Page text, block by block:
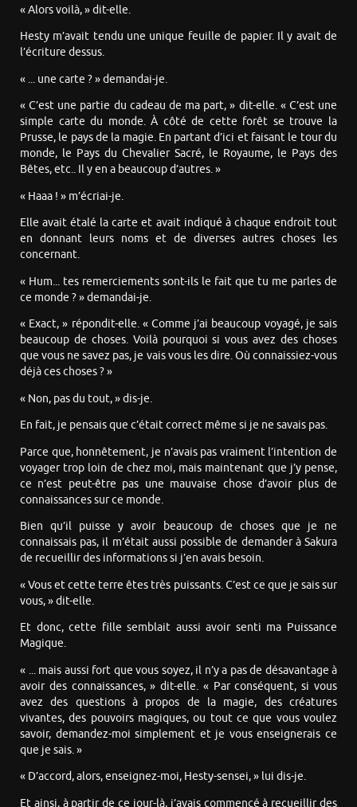
« Alors voilà, » dit-elle.
Hesty m’avait tendu une unique feuille de papier. Il y avait de
l’écriture dessus.
« ... une carte ? » demandai-je.
« C’est une partie du cadeau de ma part, » dit-elle. « C’est une
simple carte du monde. À côté de cette forêt se trouve la
Prusse, le pays de la magie. En partant d’ici et faisant le tour du
monde, le Pays du Chevalier Sacré, le Royaume, le Pays des
Bêtes, etc.. Il y en a beaucoup d’autres. »
« Haaa ! » m’écriai-je.
Elle avait étalé la carte et avait indiqué à chaque endroit tout
en donnant leurs noms et de diverses autres choses les
concernant.
« Hum... tes remerciements sont-ils le fait que tu me parles de
ce monde ? » demandai-je.
« Exact, » répondit-elle. « Comme j’ai beaucoup voyagé, je sais
beaucoup de choses. Voilà pourquoi si vous avez des choses
que vous ne savez pas, je vais vous les dire. Où connaissiez-vous
déjà ces choses ? »
« Non, pas du tout, » dis-je.
En fait, je pensais que c’était correct même si je ne savais pas.
Parce que, honnêtement, je n’avais pas vraiment l’intention de
voyager trop loin de chez moi, mais maintenant que j’y pense,
ce n’est peut-être pas une mauvaise chose d’avoir plus de
connaissances sur ce monde.
Bien qu’il puisse y avoir beaucoup de choses que je ne
connaissais pas, il m’était aussi possible de demander à Sakura
de recueillir des informations si j’en avais besoin.
« Vous et cette terre êtes très puissants. C’est ce que je sais sur
vous, » dit-elle.
Et donc, cette fille semblait aussi avoir senti ma Puissance
Magique.
« ... mais aussi fort que vous soyez, il n’y a pas de désavantage à
avoir des connaissances, » dit-elle. « Par conséquent, si vous
avez des questions à propos de la magie, des créatures
vivantes, des pouvoirs magiques, ou tout ce que vous voulez
savoir, demandez-moi simplement et je vous enseignerais ce
que je sais. »
« D’accord, alors, enseignez-moi, Hesty-sensei, » lui dis-je.
Et ainsi, à partir de ce jour-là, j’avais commencé à recueillir des